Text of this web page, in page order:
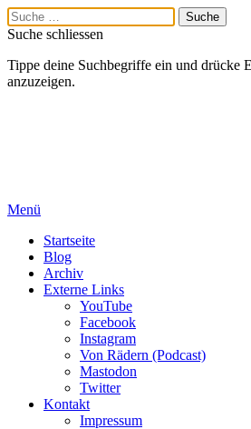
Suche schliessen
Tippe deine Suchbegriffe ein und drücke
anzuzeigen.
Menü
Startseite
Blog
Archiv
Externe Links
YouTube
Facebook
Instagram
Von Rädern (Podcast)
Mastodon
Twitter
Kontakt
Impressum